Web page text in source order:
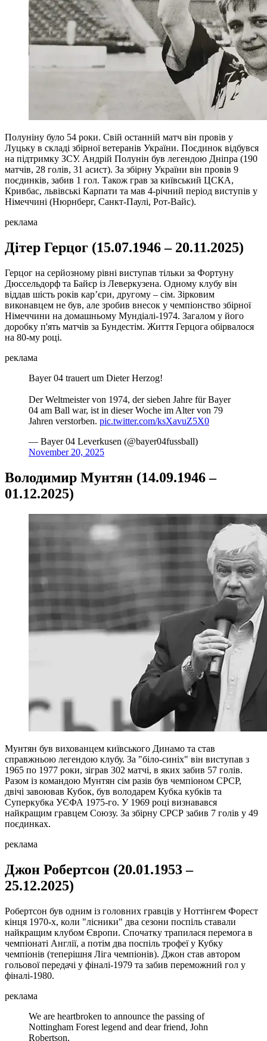
Полуніну було 54 роки. Свій останній матч він провів у
Луцьку в складі збірної ветеранів України. Поєдинок відбувся
на підтримку ЗСУ. Андрій Полунін був легендою Дніпра (190
матчів, 28 голів, 31 асист). За збірну України він провів 9
поєдинків, забив 1 гол. Також грав за київський ЦСКА,
Кривбас, львівські Карпати та мав 4-річний період виступів у
Німеччині (Нюрнберг, Санкт-Паулі, Рот-Вайс).
реклама
Дітер Герцог (15.07.1946 – 20.11.2025)
Герцог на серйозному рівні виступав тільки за Фортуну
Дюссельдорф та Байєр із Леверкузена. Одному клубу він
віддав шість років кар’єри, другому – сім. Зірковим
виконавцем не був, але зробив внесок у чемпіонство збірної
Німеччини на домашньому Мундіалі-1974. Загалом у його
доробку п'ять матчів за Бундестім. Життя Герцога обірвалося
на 80-му році.
реклама
Bayer 04 trauert um Dieter Herzog!
Der Weltmeister von 1974, der sieben Jahre für Bayer
04 am Ball war, ist in dieser Woche im Alter von 79
Jahren verstorben. pic.twitter.com/ksXavuZ5X0
— Bayer 04 Leverkusen (@bayer04fussball)
November 20, 2025
Володимир Мунтян (14.09.1946 –
01.12.2025)
Мунтян був вихованцем київського Динамо та став
справжньою легендою клубу. За "біло-синіх" він виступав з
1965 по 1977 роки, зіграв 302 матчі, в яких забив 57 голів.
Разом із командою Мунтян сім разів був чемпіоном СРСР,
двічі завоював Кубок, був володарем Кубка кубків та
Суперкубка УЄФА 1975-го. У 1969 році визнавався
найкращим гравцем Союзу. За збірну СРСР забив 7 голів у 49
поєдинках.
реклама
Джон Робертсон (20.01.1953 –
25.12.2025)
Робертсон був одним із головних гравців у Ноттінгем Форест
кінця 1970-х, коли "лісники" два сезони поспіль ставали
найкращим клубом Європи. Спочатку трапилася перемога в
чемпіонаті Англії, а потім два поспіль трофеї у Кубку
чемпіонів (теперішня Ліга чемпіонів). Джон став автором
гольової передачі у фіналі-1979 та забив переможний гол у
фіналі-1980.
реклама
We are heartbroken to announce the passing of
Nottingham Forest legend and dear friend, John
Robertson.